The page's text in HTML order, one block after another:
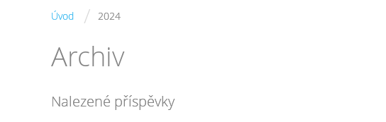
Úvod / 2024
Archiv
Nalezené příspěvky